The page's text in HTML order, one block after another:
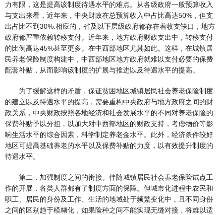
力有限，这是提高该制度待遇水平的难点。从各级政府一般预算收入
与支出来看，近年来，中央财政在总预算收入中占比高达50%，但支
出占比不到30%.相应的，省及以下层级政府都存在着收支缺口，地方
政府都严重依赖转移支付。近年来，地方政府财政支出中，转移支付
的比例高达45%甚至更多。在中西部地区尤其如此。这样，在城镇居
民养老保险制度构建中，中西部地区地方政府就难以支付必要的保费
配套补贴，从而影响该制度的扩展与推进以及待遇水平的提高。
为了缓解这样的矛盾，保证贫困地区城镇居民社会养老保险制度
的建立以及待遇水平的提高，需要重构中央政府与地方政府之间的财
政关系，中央财政按照各地经济和社会发展水平的不同对养老保险的
保费补贴予以分担，以加大对中西部地区的财政支持，考虑物价等影
响生活水平的综合因素，科学制定养老金水平。此外，经济条件较好
地区可提高基础养老的水平以及保费补贴的力度，以有效提升制度的
待遇水平。
第二，加强制度之间的衔接。伴随城镇居民社会养老保险试点工
作的开展，各类人群都有了制度方面的保障。但城市化进程中农民和
职工、居民的身份及工作、生活的地域处于频繁变化中，且不同身份
之间的区别趋于模糊化，如果险种之间不能实现无缝对接，将难以适